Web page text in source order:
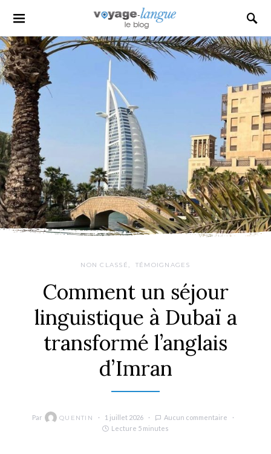
Search for:
NON CLASSÉ TÉMOIGNAGES
Comment un séjour
linguistique à Dubaï a
transformé l’anglais
d’Imran
Par QUENTIN 1 juillet 2026
Aucun commentaire
Lecture 5 minutes